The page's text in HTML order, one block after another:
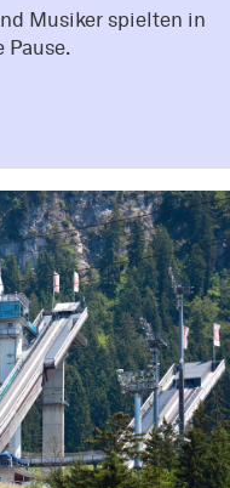
Musiker spielten in
Pause.